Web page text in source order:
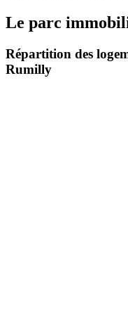
Le parc
Répartition des
Rumilly